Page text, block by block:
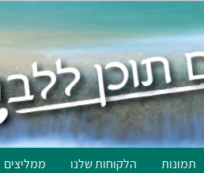
תמונות הלקוחות שלנו ממליצים